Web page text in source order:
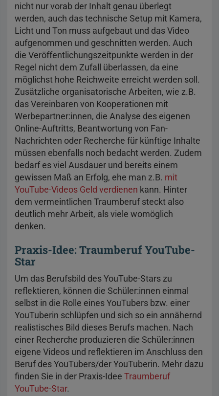
nicht nur vorab der Inhalt genau überlegt
werden, auch das technische Setup mit Kamera,
Licht und Ton muss aufgebaut und das Video
aufgenommen und geschnitten werden. Auch
die Veröffentlichungszeitpunkte werden in der
Regel nicht dem Zufall überlassen, da eine
möglichst hohe Reichweite erreicht werden soll.
Zusätzliche organisatorische Arbeiten, wie z.B.
das Vereinbaren von Kooperationen mit
Werbepartner:innen, die Analyse des eigenen
Online-Auftritts, Beantwortung von Fan-
Nachrichten oder Recherche für künftige Inhalte
müssen ebenfalls noch bedacht werden. Zudem
bedarf es viel Ausdauer und bereits einem
gewissen Maß an Erfolg, ehe man z.B. mit
YouTube-Videos Geld verdienen kann. Hinter
dem vermeintlichen Traumberuf steckt also
deutlich mehr Arbeit, als viele womöglich
denken.
Praxis-Idee: Traumberuf YouTube-
Star
Um das Berufsbild des YouTube-Stars zu
reflektieren, können die Schüler:innen einmal
selbst in die Rolle eines YouTubers bzw. einer
YouTuberin schlüpfen und sich so ein annähernd
realistisches Bild dieses Berufs machen. Nach
einer Recherche produzieren die Schüler:innen
eigene Videos und reflektieren im Anschluss den
Beruf des YouTubers/der YouTuberin. Mehr dazu
finden Sie in der Praxis-Idee Traumberuf
YouTube-Star.